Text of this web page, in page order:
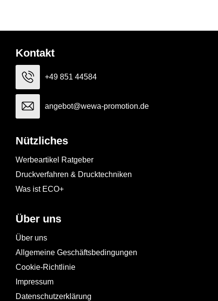
Kontakt
+49 851 44584
angebot@wewa-promotion.de
Nützliches
Werbeartikel Ratgeber
Druckverfahren & Drucktechniken
Was ist ECO+
Über uns
Über uns
Allgemeine Geschäftsbedingungen
Cookie-Richtlinie
Impressum
Datenschutzerklärung